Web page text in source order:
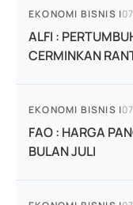
EKONOMI BISNIS |
ALFI :
CERMINKAN
EKONOMI BISNIS |
FAO : HARGA
BULAN JULI